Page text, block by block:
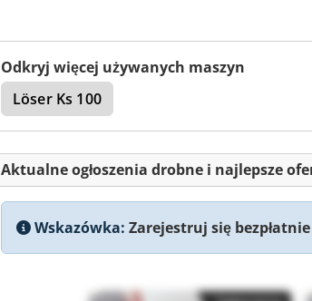
Odkryj więcej używanych maszyn
Löser Ks 100
Aktualne ogłoszenia drobne i najlepsze
Wskazówka: Zarejestruj się